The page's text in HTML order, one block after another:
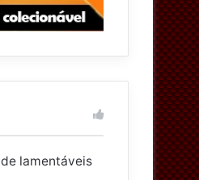
de lamentáveis